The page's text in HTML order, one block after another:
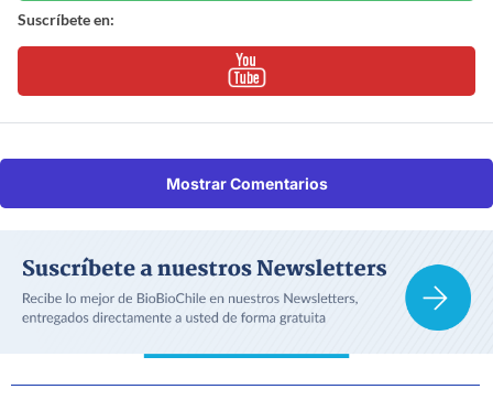
Suscríbete en:
Mostrar Comentarios